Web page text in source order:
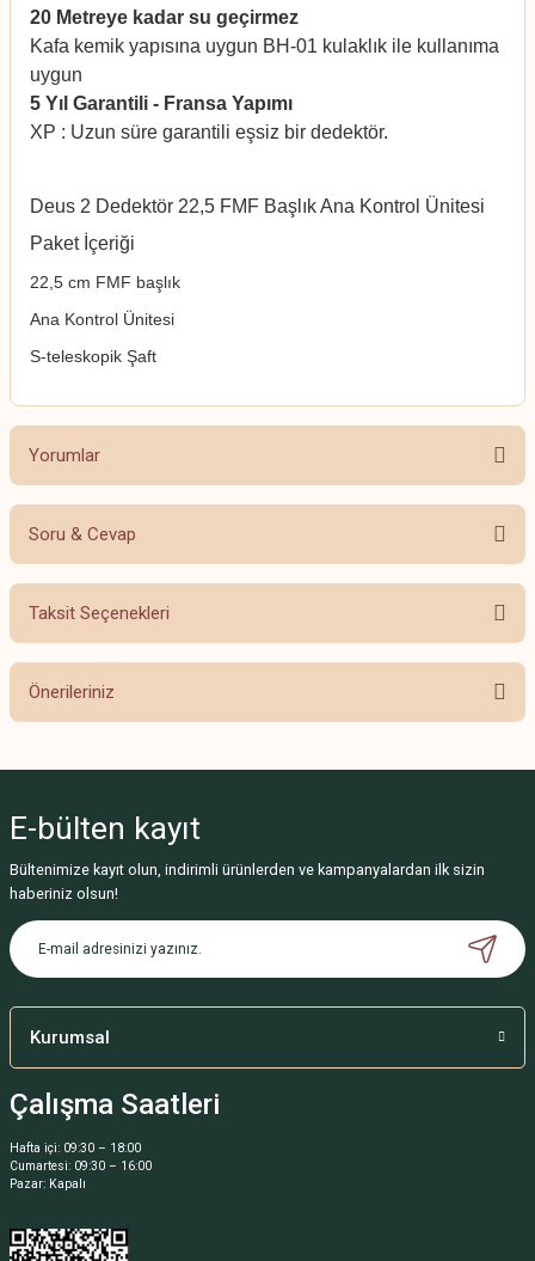
20 Metreye kadar su geçirmez
Kafa kemik yapısına uygun BH-01 kulaklık ile kullanıma
uygun
5 Yıl Garantili - Fransa Yapımı
XP : Uzun süre garantili eşsiz bir dedektör.
Deus 2 Dedektör 22,5 FMF Başlık Ana Kontrol Ünitesi
Paket İçeriği
22,5 cm FMF başlık
Ana Kontrol Ünitesi
S-teleskopik Şaft
Yorumlar
Bu ürüne ilk yorumu siz yapın!
Soru & Cevap
Ürün hakkında henüz soru sorulmamış.
Taksit Seçenekleri
Önerileriniz
Görüş ve önerileriniz için teşekkür ederiz.
Ürün resmi kalitesiz, bozuk veya görüntülenemiyor.
Ürün açıklamasında eksik bilgiler bulunuyor.
Ürün bilgilerinde hatalar bulunuyor.
E-bülten kayıt
Bültenimize kayıt olun, indirimli ürünlerden ve kampanyalardan ilk sizin
haberiniz olsun!
Kurumsal
Çalışma Saatleri
Hafta içi: 09:30 – 18:00
Cumartesi: 09:30 – 16:00
Pazar: Kapalı